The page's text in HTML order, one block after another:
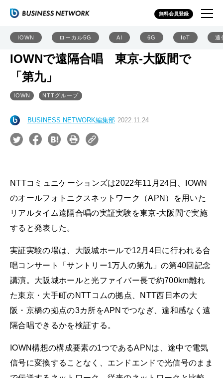
無料会員登録
IOWN ローカル5G AI 6G IoT 通
IOWNで遠隔合唱 東京-大阪間で
「第九」
IOWN NTTグループ
BUSINESS NETWORK編集部 2022.11.24
NTTコミュニケーションズは2022年11月24日、IOWN
のオールフォトニクスネットワーク（APN）を用いた
リアルタイム遠隔合唱の実証実験を東京-大阪間で実施
すると発表した。
実証実験の場は、大阪城ホールで12月4日に行われる合
唱コンサート「サントリー1万人の第九」の第40回記念
講演。大阪城ホールと光ファイバー長で約700km離れ
た東京・大手町のNTTコムの拠点、NTT西日本の大
阪・京橋の拠点の3カ所をAPNでつなぎ、違和感なく遠
隔合唱できるかを検証する。
IOWN構想の構成要素の1つであるAPNは、途中で電気
信号に変換することなく、エンドエンドで光信号のまま